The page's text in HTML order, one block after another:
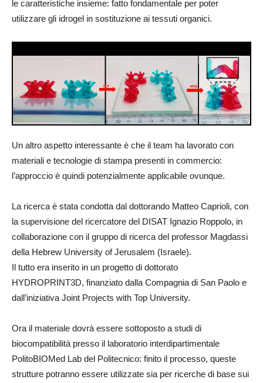
le caratteristiche insieme: fatto fondamentale per poter
utilizzare gli idrogel in sostituzione ai tessuti organici.
Un altro aspetto interessante è che il team ha lavorato con
materiali e tecnologie di stampa presenti in commercio:
l’approccio è quindi potenzialmente applicabile ovunque.
La ricerca è stata condotta dal dottorando Matteo Caprioli, con
la supervisione del ricercatore del DISAT Ignazio Roppolo, in
collaborazione con il gruppo di ricerca del professor Magdassi
della Hebrew University of Jerusalem (Israele).
Il tutto era inserito in un progetto di dottorato
HYDROPRINT3D, finanziato dalla Compagnia di San Paolo e
dall’iniziativa Joint Projects with Top University.
Ora il materiale dovrà essere sottoposto a studi di
biocompatibilità presso il laboratorio interdipartimentale
PolitoBIOMed Lab del Politecnico: finito il processo, queste
strutture potranno essere utilizzate sia per ricerche di base sui